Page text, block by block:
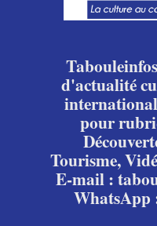
d'actualité
pour
Tourisme,
E-mail :
WhatsApp